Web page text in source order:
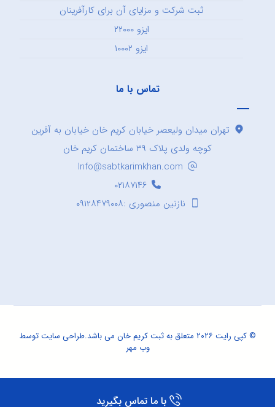
ثبت شرکت و مزایای آن برای کارآفرینان
ایزو ۲۲۰۰۰
ایزو ۱۰۰۰۲
تماس با ما
تهران میدان ولیعصر خیابان کریم خان خیابان به آفرین
کوچه ولدی پلاک ۳۹ ساختمان کریم خان
Info@sabtkarimkhan.com
۰۲۱۸۷۱۴۶
نازنین منصوری :۰۹۱۲۸۴۷۹۰۰۸
© کپی رایت ۲۰۲۶ متعلق به ثبت کریم خان می باشد. طراحی سایتتوسط
وب مهر
با ما تماس بگیرید